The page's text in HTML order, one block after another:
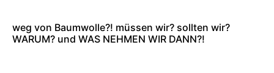
weg von Baumwolle?! müssen wir? sollten wir?
WARUM? und WAS NEHMEN WIR DANN?!